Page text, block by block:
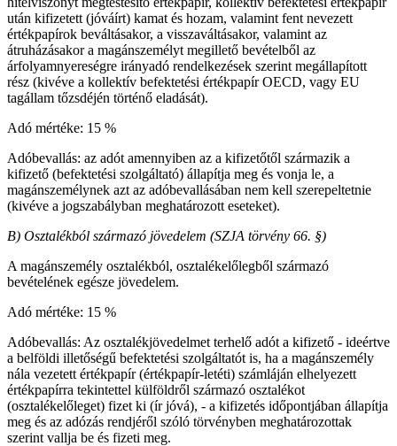
után kifizetett (jóváírt) kamat és hozam, valamint fent nevezett
értékpapírok beváltásakor, a visszaváltásakor, valamint az
átruházásakor a magánszemélyt megillető bevételből az
árfolyamnyereségre irányadó rendelkezések szerint megállapított
rész (kivéve a kollektív befektetési értékpapír OECD, vagy EU
tagállam tőzsdéjén történő eladását).
Adó mértéke: 15 %
Adóbevallás: az adót amennyiben az a kifizetőtől származik a
kifizető (befektetési szolgáltató) állapítja meg és vonja le, a
magánszemélynek azt az adóbevallásában nem kell szerepeltetnie
(kivéve a jogszabályban meghatározott eseteket).
B) Osztalékból származó jövedelem (SZJA törvény 66. §)
A magánszemély osztalékból, osztalékelőlegből származó
bevételének egésze jövedelem.
Adó mértéke: 15 %
Adóbevallás: Az osztalékjövedelmet terhelő adót a kifizető - ideértve
a belföldi illetőségű befektetési szolgáltatót is, ha a magánszemély
nála vezetett értékpapír (értékpapír-letéti) számláján elhelyezett
értékpapírra tekintettel külföldről származó osztalékot
(osztalékelőleget) fizet ki (ír jóvá), - a kifizetés időpontjában állapítja
meg és az adózás rendjéről szóló törvényben meghatározottak
szerint vallja be és fizeti meg.